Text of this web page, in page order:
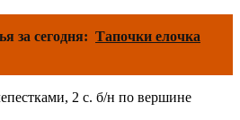
за сегодня: Тапочки елочка
2 с. б/н по вершине